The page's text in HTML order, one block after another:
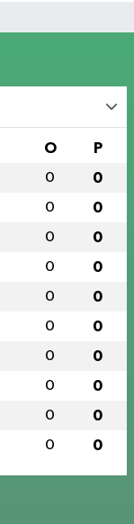
O P
0 0
0 0
0 0
0 0
0 0
0 0
0 0
0 0
0 0
0 0